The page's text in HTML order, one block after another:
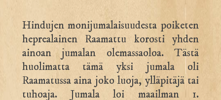
Hindujen monijumalaisuudesta poiketen
heprealainen Raamattu korosti yhden
ainoan jumalan olemassaoloa. Tästä
huolimatta tämä yksi jumala oli
Raamatussa aina joko luoja, ylläpitäjä tai
tuhoaja. Jumala loi maailman 1.